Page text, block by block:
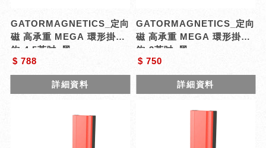
GATORMAGNETICS_定向
磁 高承重 MEGA 環形掛
鉤-4.5英吋_黑
$ 788
詳細資料
GATORMAGNETICS_定向
磁 高承重 MEGA 環形掛
鉤-3英吋_黑
$ 750
詳細資料